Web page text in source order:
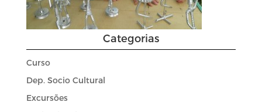
Categorias
Curso
Dep. Socio Cultural
Excursões